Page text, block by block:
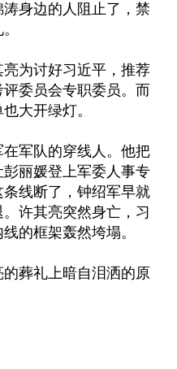
身边的人阻止了，禁
为讨好习近平，推荐
委员会专职委员。而
大开绿灯。
军队的穿线人。他把
丽媛登上军委人事专
线断了，钟绍军早就
许其亮突然身亡，习
的框架轰然垮塌。
葬礼上暗自泪洒的原